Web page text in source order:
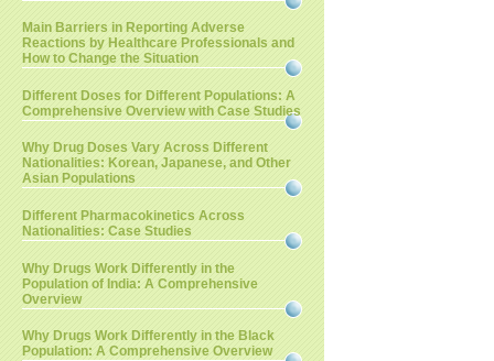
Main Barriers in Reporting Adverse
Reactions by Healthcare Professionals and
How to Change the Situation
Different Doses for Different Populations: A
Comprehensive Overview with Case Studies
Why Drug Doses Vary Across Different
Nationalities: Korean, Japanese, and Other
Asian Populations
Different Pharmacokinetics Across
Nationalities: Case Studies
Why Drugs Work Differently in the
Population of India: A Comprehensive
Overview
Why Drugs Work Differently in the Black
Population: A Comprehensive Overview